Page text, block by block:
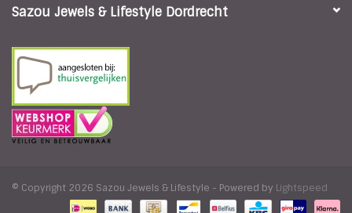
Sazou Jewels & Lifestyle Dordrecht
© Copyright 2026 Sazou Jewels & Lifestyle - Powered by Lightspeed